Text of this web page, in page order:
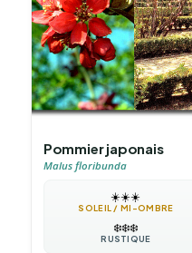
Pommier japonais
Malus floribunda
☀️☀️☀️
SOLEIL / MI-OMBRE
❄️❄️❄️
RUSTIQUE